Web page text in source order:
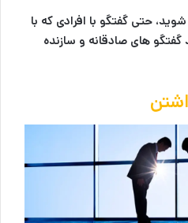
حتی گفتگو با افرادی که با
های صادقانه و سازنده